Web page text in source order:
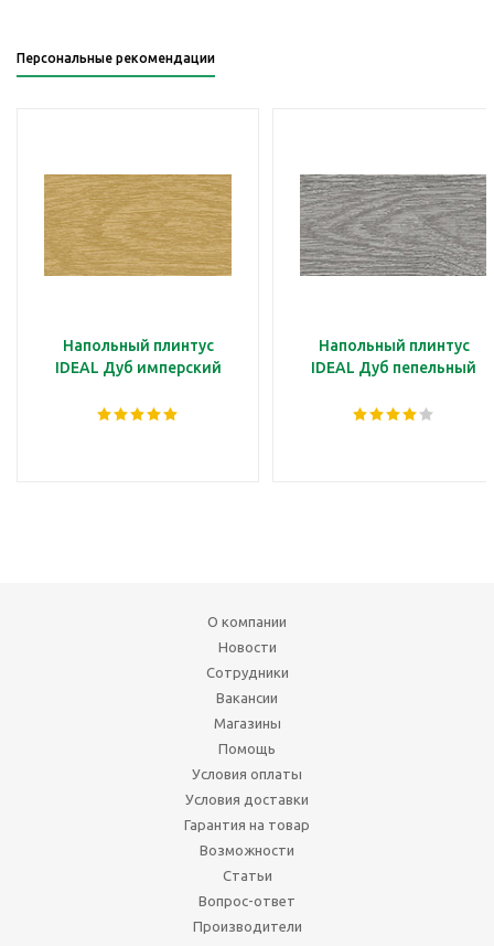
Персональные рекомендации
Напольный плинтус
IDEAL Дуб имперский
Напольный плинтус
IDEAL Дуб пепельный
О компании
Новости
Сотрудники
Вакансии
Магазины
Помощь
Условия оплаты
Условия доставки
Гарантия на товар
Возможности
Статьи
Вопрос-ответ
Производители